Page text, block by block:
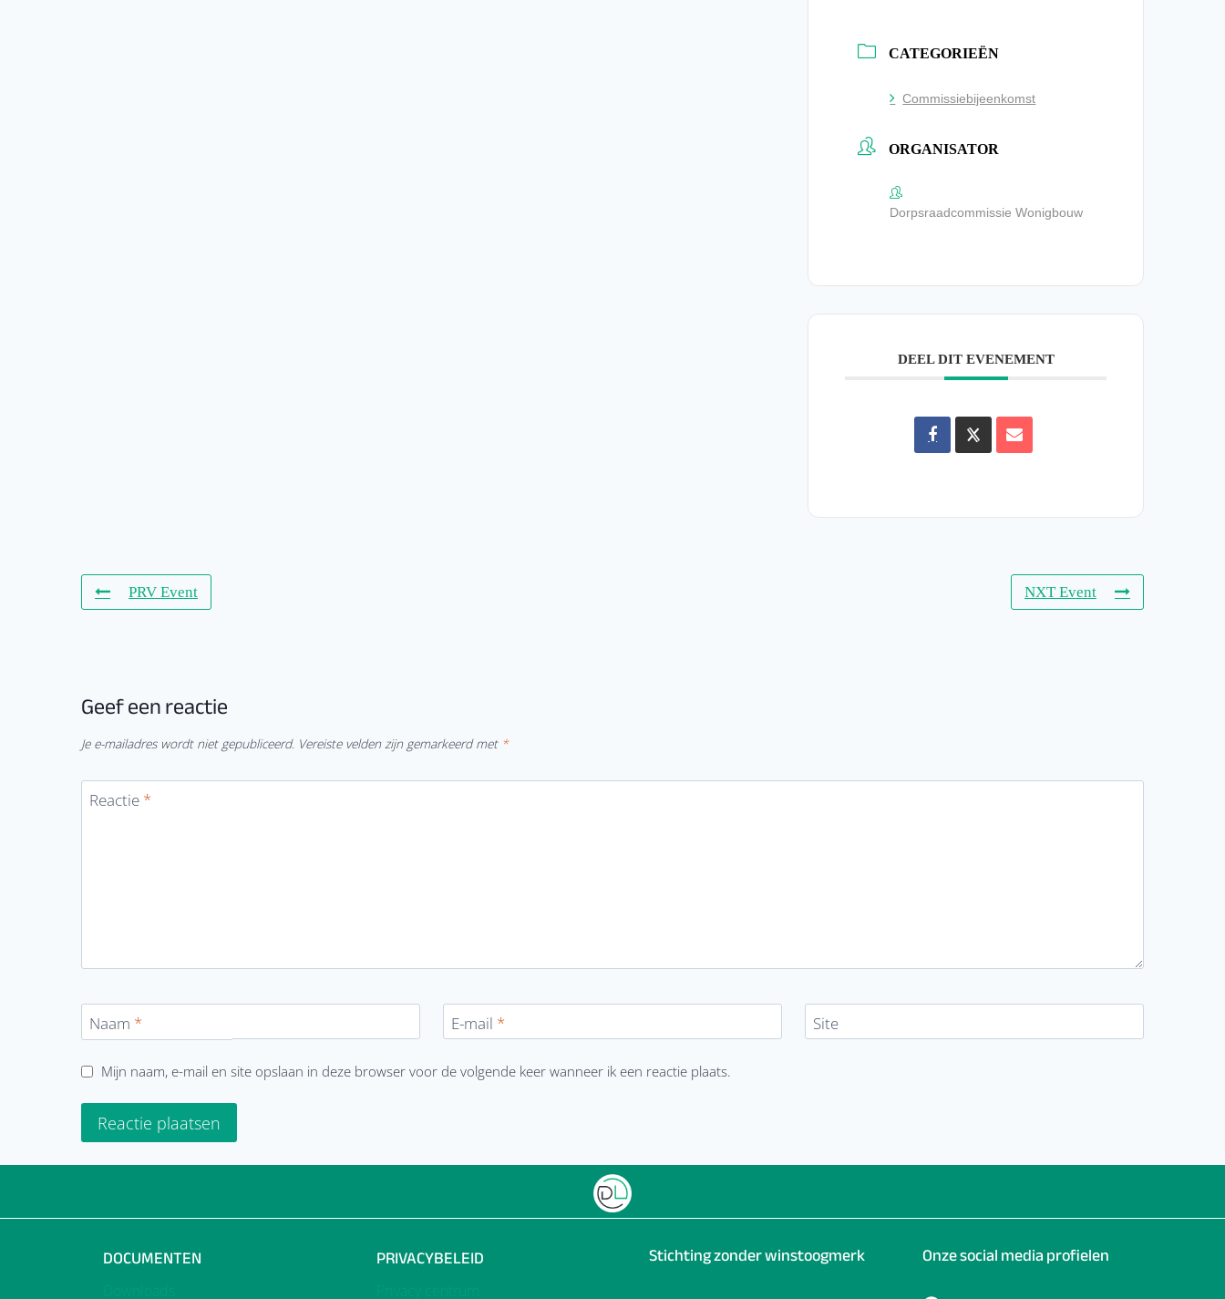
CATEGORIEËN
Commissiebijeenkomst
ORGANISATOR
Dorpsraadcommissie Wonigbouw
DEEL DIT EVENEMENT
PRV Event NXT Event
Geef een reactie
Je e-mailadres wordt niet gepubliceerd. Vereiste velden zijn gemarkeerd met *
Reactie *
Naam * E-mail * Site
Mijn naam, e-mail en site opslaan in deze browser voor de volgende keer wanneer ik een reactie plaats.
DOCUMENTEN PRIVACYBELEID Stichting zonder winstoogmerk Onze social media profielen